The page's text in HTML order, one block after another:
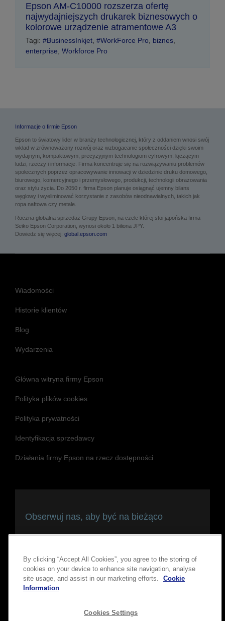
Epson AM-C10000 rozszerza ofertę
najwydajniejszych drukarek biznesowych o
kolorowe urządzenie atramentowe A3
Tagi: #BusinessInkjet #WorkForce Pro biznes
enterprise Workforce Pro
Informacje o firmie Epson
Epson to światowy lider w branży technologicznej, który z oddaniem wnosi swój
wkład w zrównoważony rozwój oraz wzbogacanie społeczności dzięki swoim
wydajnym, kompaktowym, precyzyjnym technologiom cyfrowym, łączącym
ludzi, rzeczy i informacje. Firma koncentruje się na rozwiązywaniu problemów
społecznych poprzez opracowywanie innowacji w dziedzinie druku domowego,
biurowego, komercyjnego i przemysłowego, produkcji, technologii obrazowania
oraz stylu życia. Do 2050 r. firma Epson planuje osiągnąć ujemny bilans
węglowy i wyeliminować korzystanie z zasobów nieodnawialnych, takich jak
ropa naftowa czy metale.
Roczna globalna sprzedaż Grupy Epson, na czele której stoi japońska firma
Seiko Epson Corporation, wynosi około 1 biliona JPY.
Dowiedz się więcej: global.epson.com
Wiadomości
Historie klientów
Blog
Wydarzenia
Główna witryna firmy Epson
Polityka plików cookies
Polityka prywatności
Identyfikacja sprzedawcy
Działania firmy Epson na rzecz dostępności
Obserwuj nas, aby być na bieżąco
By clicking “Accept All Cookies”, you agree to the storing of
cookies on your device to enhance site navigation, analyse
site usage, and assist in our marketing efforts.
Cookie
Information
Cookies Settings